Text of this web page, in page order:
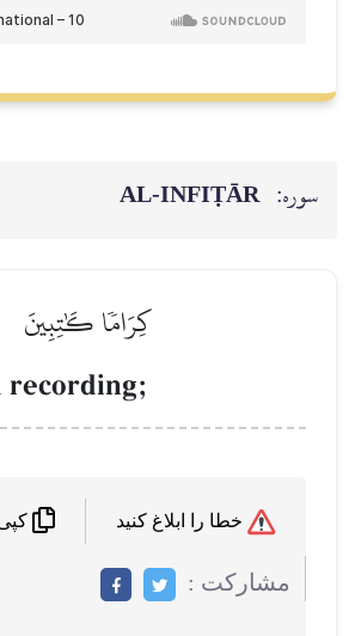
سوره: AL‑INFIṬĀR
كِرَامٗا كَٰتِبِينَ
recording;
مشاركت :